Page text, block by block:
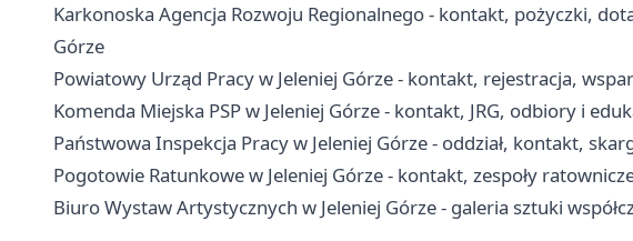
Karkonoska Agencja Rozwoju Regionalnego - kontakt, pożyczki,
Górze
Powiatowy Urząd Pracy w Jeleniej Górze - kontakt, rejestracja,
Komenda Miejska PSP w Jeleniej Górze - kontakt, JRG, odbiory i
Państwowa Inspekcja Pracy w Jeleniej Górze - oddział, kontakt,
Pogotowie Ratunkowe w Jeleniej Górze - kontakt, zespoły
Biuro Wystaw Artystycznych w Jeleniej Górze - galeria sztuki